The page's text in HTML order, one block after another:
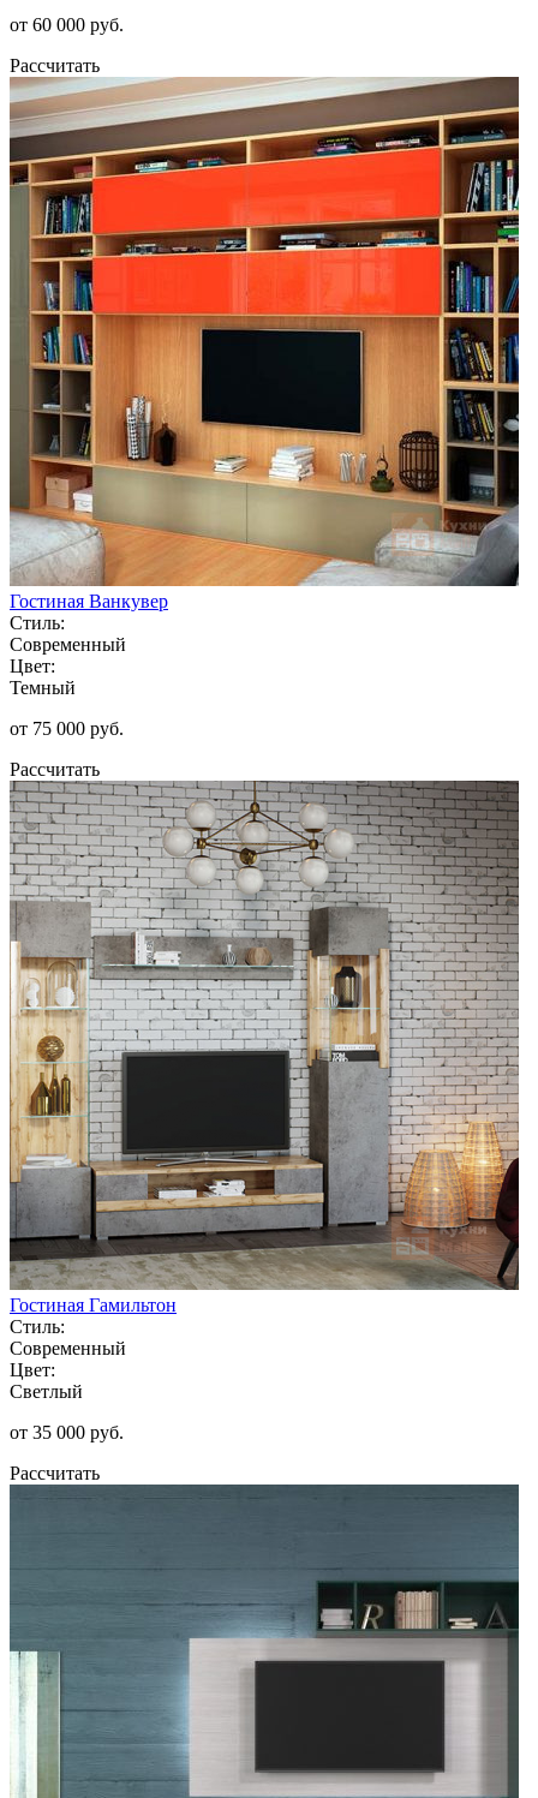
от 60 000 руб.
Рассчитать
Гостиная Ванкувер
Стиль:
Современный
Цвет:
Темный
от 75 000 руб.
Рассчитать
Гостиная Гамильтон
Стиль:
Современный
Цвет:
Светлый
от 35 000 руб.
Рассчитать